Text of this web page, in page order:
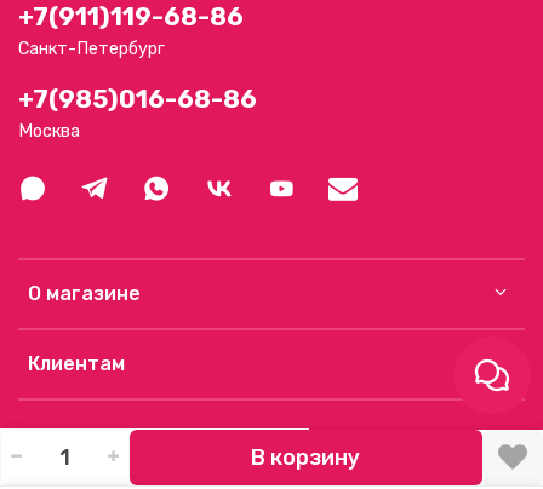
В корзину
О магазине
Клиентам
+7(911)119-68-86
Санкт-Петербург
+7(985)016-68-86
Москва